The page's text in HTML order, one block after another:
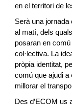
en el territori de
Serà una
al matí, dels
posaran en
col·lectiva. La
pròpia identitat,
comú que ajudi
millorar el
Des d’ECOM us